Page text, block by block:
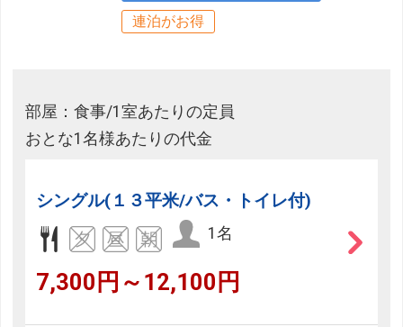
連泊がお得
部屋：食事/1室あたりの定員
おとな1名様あたりの代金
シングル(１３平米/バス・トイレ付)
1名
7,300円～12,100円